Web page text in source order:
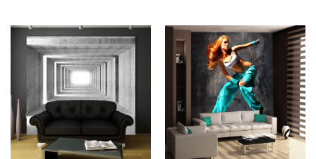
ma
wiele
wariantów.
można
na
stronie
produktu
ma
wiele
wariantów.
Opcje
można
wybrać
na
stronie
produktu